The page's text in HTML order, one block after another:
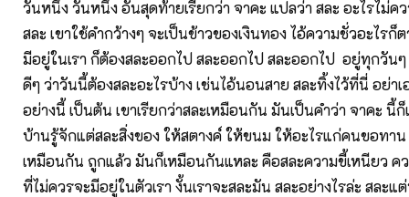
วันหนึ่ง วันหนึ่ง อันสุดท้ายเรียกว่า จาคะ แปลว่า สละ อะไรไม่ค
สละ เขาใช้คำกว้างๆ จะเป็นข้าวของเงินทอง ไอ้ความชั่วอะไรก็
มีอยู่ในเรา ก็ต้องสละออกไป สละออกไป สละออกไป อยู่ทุกวัน
ดีๆ ว่าวันนี้ต้องสละอะไรบ้าง เช่นไอ้นอนสาย สละทิ้งไว้ที่นี่ อย่า
อย่างนี้ เป็นต้น เขาเรียกว่าสละเหมือนกัน มันเป็นคำว่า จาคะ นี้
บ้านรู้จักแต่สละสิ่งของ ให้สตางค์ ให้ขนม ให้อะไรแก่คนขอทาน
เหมือนกัน ถูกแล้ว มันก็เหมือนกันแหละ คือสละความขี้เหนียว ค
ที่ไม่ควรจะมีอยู่ในตัวเรา งั้นเราจะสละมัน สละอย่างไรล่ะ สละแ